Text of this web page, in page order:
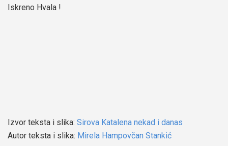
Iskreno Hvala !
Izvor teksta i slika: Sirova Katalena nekad i danas
Autor teksta i slika: Mirela Hampovčan Stankić